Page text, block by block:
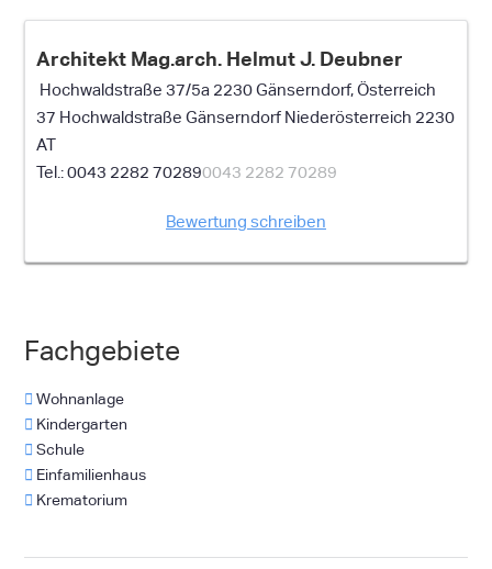
Architekt Mag.arch. Helmut J. Deubner
Hochwaldstraße 37/5a 2230 Gänserndorf, Österreich
37 Hochwaldstraße Gänserndorf Niederösterreich 2230
AT
0043 2282 702890043 2282 70289
Bewertung schreiben
Fachgebiete
Wohnanlage
Kindergarten
Schule
Einfamilienhaus
Krematorium